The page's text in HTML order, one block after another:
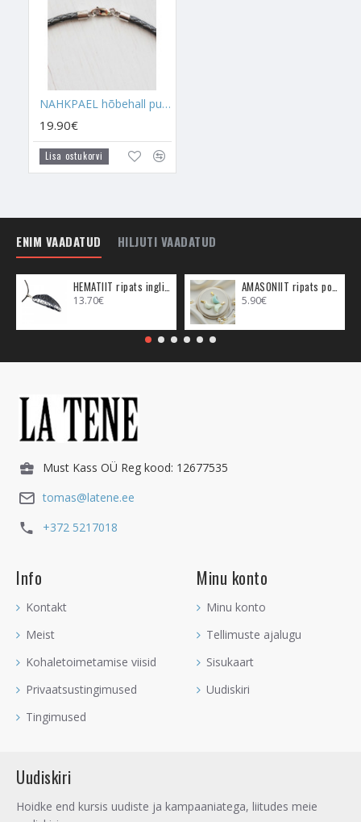
NAHKPAEL hõbehall punutud
19.90€
Lisa ostukorvi
ENIM VAADATUD HILJUTI VAADATUD
13.70€ 5.90€
Must Kass OÜ Reg kood: 12677535
tomas@latene.ee
+372 5217018
Info
Kontakt
Meist
Kohaletoimetamise viisid
Privaatsustingimused
Tingimused
Minu konto
Minu konto
Tellimuste ajalugu
Sisukaart
Uudiskiri
Uudiskiri
Hoidke end kursis uudiste ja kampaaniatega, liitudes meie